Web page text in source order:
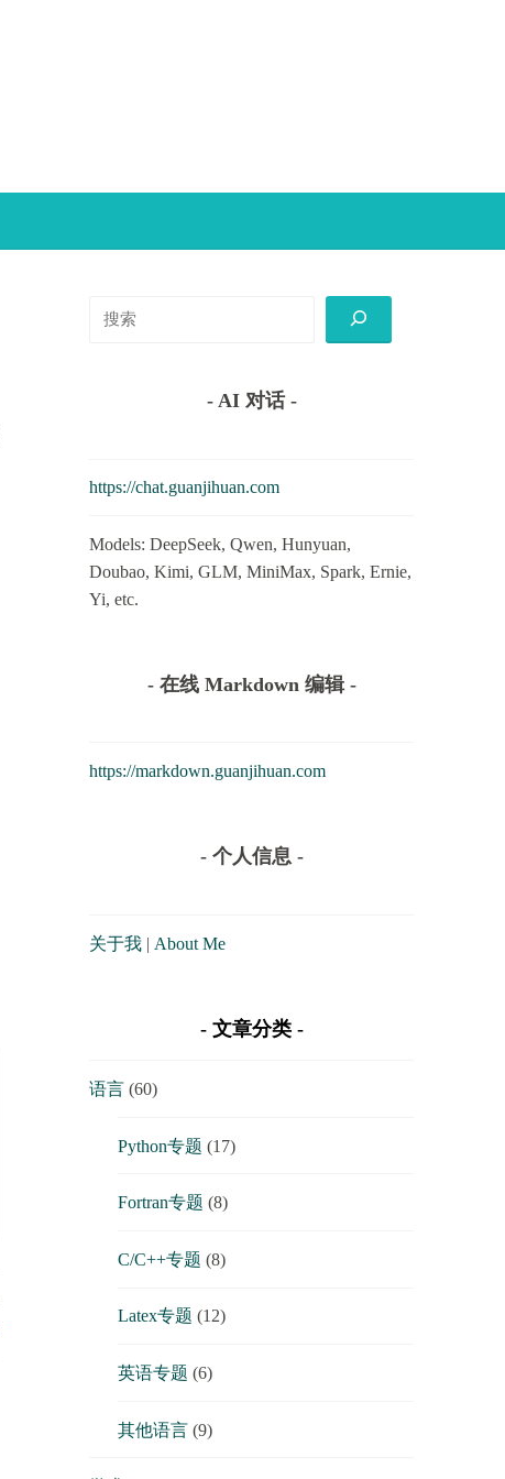
搜
- AI 对话 -
https://chat.guanjihuan.com
Models: DeepSeek, Qwen, Hunyuan,
Doubao, Kimi, GLM, MiniMax, Spark, Ernie,
Yi, etc.
- 在线 Markdown 编辑 -
https://markdown.guanjihuan.com
- 个人信息 -
关于我 | About Me
文章分类
语言 (60)
Python专题 (17)
Fortran专题 (8)
C/C++专题 (8)
Latex专题 (12)
英语专题 (6)
其他语言 (9)